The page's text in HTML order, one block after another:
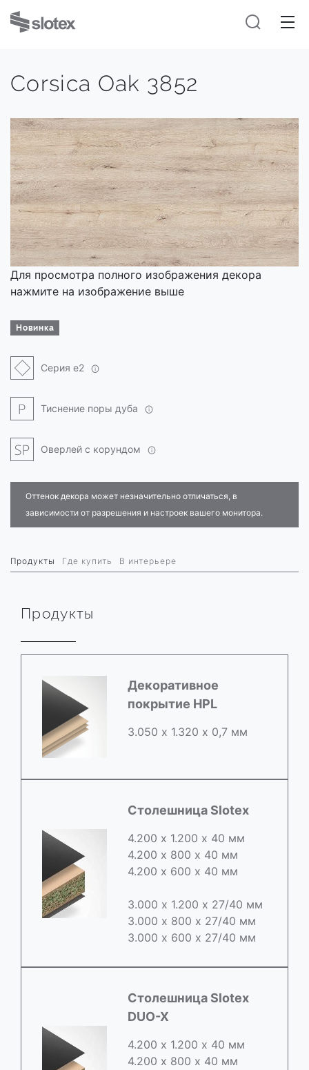
Corsica Oak 3852
Для просмотра полного изображения декора
нажмите на изображение выше
Новинка
Серия e2
Тиснение поры дуба
Оверлей с корундом
Оттенок декора может незначительно отличаться, в
зависимости от разрешения и настроек вашего монитора.
Продукты Где купить В интерьере
Продукты
Декоративное
покрытие HPL
3.050 х 1.320 х 0,7 мм
Столешница Slotex
4.200 х 1.200 х 40 мм
4.200 х 800 х 40 мм
4.200 х 600 х 40 мм
3.000 х 1.200 х 27/40 мм
3.000 х 800 х 27/40 мм
3.000 х 600 х 27/40 мм
Cтолешница Slotex
DUO-X
4.200 х 1.200 х 40 мм
4.200 х 800 х 40 мм